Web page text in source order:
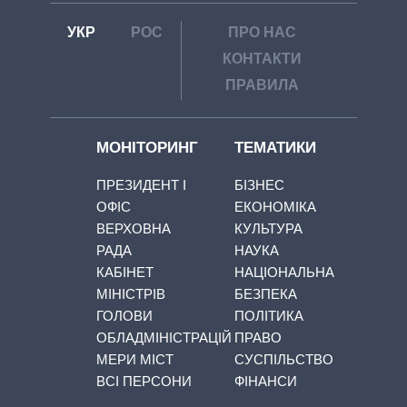
УКР РОС
ПРО НАС
КОНТАКТИ
ПРАВИЛА
МОНІТОРИНГ
ПРЕЗИДЕНТ І
ОФІС
ВЕРХОВНА
РАДА
КАБІНЕТ
МІНІСТРІВ
ГОЛОВИ
ОБЛАДМІНІСТРАЦІЙ
МЕРИ МІСТ
ВСІ ПЕРСОНИ
ТЕМАТИКИ
БІЗНЕС
ЕКОНОМІКА
КУЛЬТУРА
НАУКА
НАЦІОНАЛЬНА
БЕЗПЕКА
ПОЛІТИКА
ПРАВО
СУСПІЛЬСТВО
ФІНАНСИ